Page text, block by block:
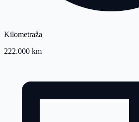
Kilometraža
222.000 km